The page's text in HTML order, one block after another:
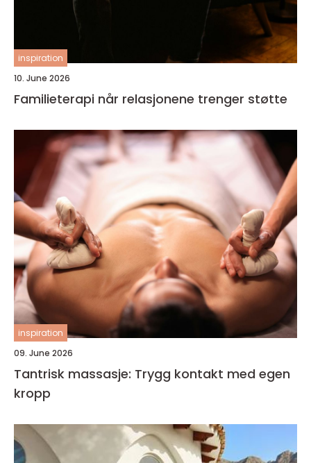
inspiration
10. June 2026
Familieterapi når relasjonene trenger støtte
inspiration
09. June 2026
Tantrisk massasje: Trygg kontakt med egen
kropp